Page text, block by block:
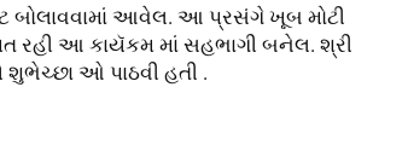
બોલાવવામાં આવેલ. આ પ્રસંગે ખૂબ મોટી
રહી આ કાયૅકમ માં સહભાગી બનેલ. શ્રી
ઓ પાઠવી હતી .